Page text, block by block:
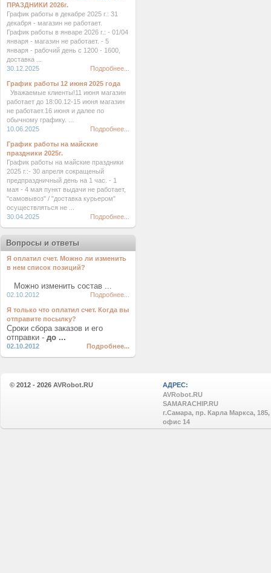
ПРАЗДНИКИ 2026г.
График работы в декабре 2025 г.: 31
декабря - магазин не работает.
График работы в январе 2026 г.: - 01/04
января - магазин не работает. - 5
января - рабочий день с 1200 - 1600,
доставка ...
30.12.2025
Подробнее...
График работы 12 июня 2025 года
Уважаемые клиенты!11 июня магазин
работает до 18:00.12-15 июня магазин
не работает.16 июня и далее по
обычному графику. ...
10.06.2025
Подробнее...
График работы на майские
праздники 2025г.
График работы на майские праздники
2025 г.:- 30 апреля сокращеный
предпраздничный день на 1 час. - 1
мая - 4 мая пункт выдачи не работает,
"самовывоз" / "доставка курьером"
осуществляться не ...
30.04.2025
Подробнее...
Вопросы и ответы
Я оплатил счет. Можно ли изменить
в нем список позиций?
Можно изменить состав ...
02.10.2012 Подробнее...
Я только что оплатил счет. Когда вы
отправите посылку?
Сроки сбора заказов и его
отправки - до ...
02.10.2012 Подробнее...
© 2012 - 2026 AVRobot.RU
АДРЕС:
AVRobot.RU
SAMARACHIP.RU
г.Самара, пр. Карла Маркса, 185,
офис 14